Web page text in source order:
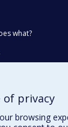
what?
of privacy
browsing